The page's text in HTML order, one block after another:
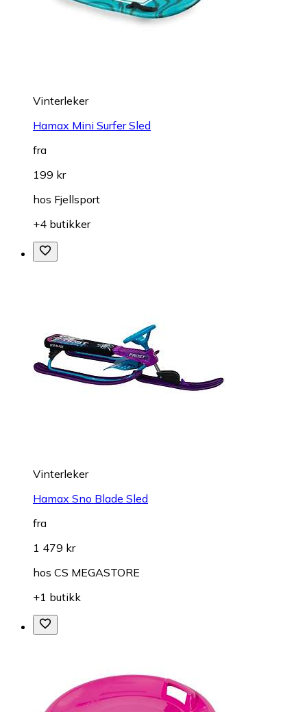
Vinterleker
Hamax Mini Surfer Sled
fra
199 kr
hos Fjellsport
+4 butikker
Vinterleker
Hamax Sno Blade Sled
fra
1 479 kr
hos CS MEGASTORE
+1 butikk